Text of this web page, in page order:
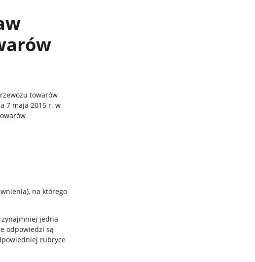
towarów
7 maja 2015 r. w
na którego
jedna
odpowiedzi są
rubryce